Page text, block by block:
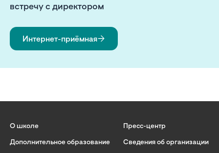
встречу с директором
Интернет-приёмная
О школе
Дополнительное образование
Пресс-центр
Сведения об организации